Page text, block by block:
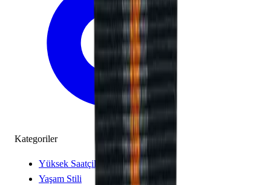
Kategoriler
Yüksek Saatçilik
Yaşam Stili